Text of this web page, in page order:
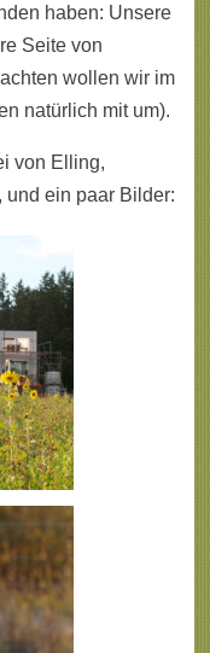
haben: Unsere
Seite von
wollen wir im
natürlich mit um).
von Elling,
und ein paar Bilder: